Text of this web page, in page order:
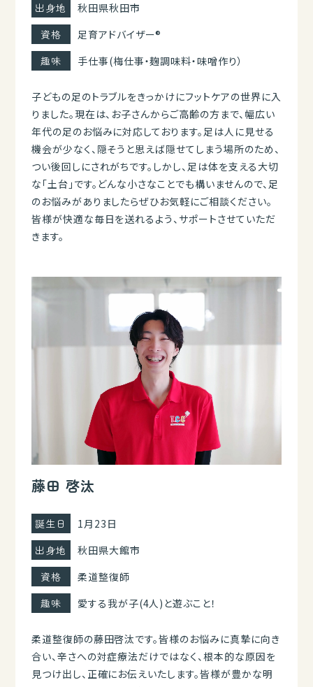
出身地
秋田県秋田市
資格
足育アドバイザー®
趣味
手仕事(梅仕事・麹調味料・味噌作り）
子どもの足のトラブルをきっかけにフットケアの世界に入
りました。現在は、お子さんからご高齢の方まで、幅広い
年代の足のお悩みに対応しております。足は人に見せる
機会が少なく、隠そうと思えば隠せてしまう場所のため、
つい後回しにされがちです。しかし、足は体を支える大切
な「土台」です。どんな小さなことでも構いませんので、足
のお悩みがありましたらぜひお気軽にご相談ください。
皆様が快適な毎日を送れるよう、サポートさせていただ
きます。
藤田 啓汰
誕生日
1月23日
出身地
秋田県大館市
資格
柔道整復師
趣味
愛する我が子(4人)と遊ぶこと！
柔道整復師の藤田啓汰です。皆様のお悩みに真摯に向き
合い、辛さへの対症療法だけではなく、根本的な原因を
見つけ出し、正確にお伝えいたします。皆様が豊かな明